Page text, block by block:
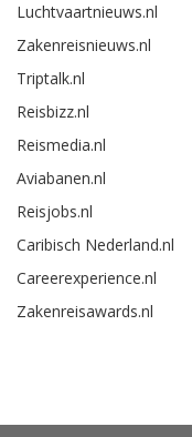
Luchtvaartnieuws.nl
Zakenreisnieuws.nl
Triptalk.nl
Reisbizz.nl
Reismedia.nl
Aviabanen.nl
Reisjobs.nl
Caribisch Nederland.nl
Careerexperience.nl
Zakenreisawards.nl